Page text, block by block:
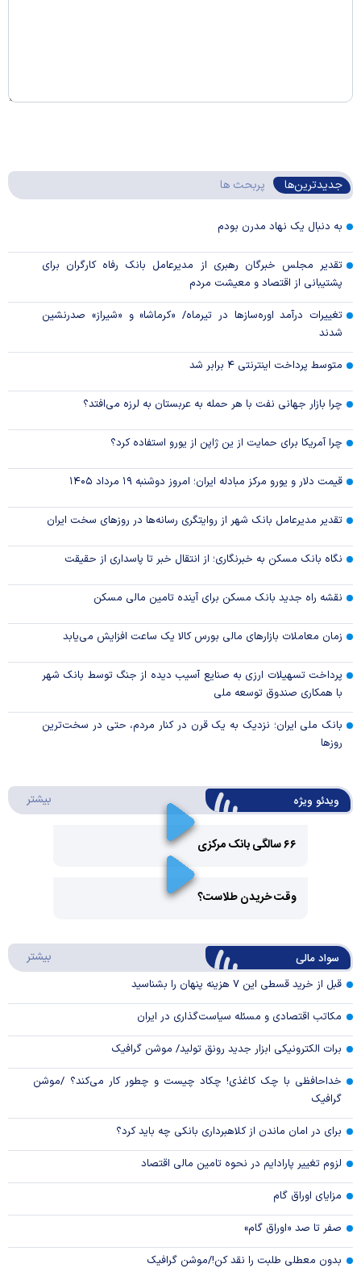
جدیدترین‌ها پربحث ها
به دنبال یک نهاد مدرن بودم
تقدیر مجلس خبرگان رهبری از مدیرعامل بانک رفاه کارگران برای
پشتیبانی از اقتصاد و معیشت مردم
تغییرات درآمد اوره‌سازها در تیرماه/ «کرماشا» و «شیراز» صدرنشین
شدند
متوسط پرداخت اینترنتی ۴ برابر شد
چرا بازار جهانی نفت با هر حمله به عربستان به لرزه می‌افتد؟
چرا آمریکا برای حمایت از ین ژاپن از یورو استفاده کرد؟
قیمت دلار و یورو مرکز مبادله ایران؛ امروز دوشنبه ۱۹ مرداد ۱۴۰۵
تقدیر مدیرعامل بانک شهر از روایتگری رسانه‌ها در روز‌های سخت ایران
نگاه بانک مسکن به خبرنگاری؛ از انتقال خبر تا پاسداری از حقیقت
نقشه راه جدید بانک مسکن برای آینده تامین مالی مسکن
زمان معاملات بازار‌های مالی بورس کالا یک ساعت افزایش می‌یابد
پرداخت تسهیلات ارزی به صنایع آسیب دیده از جنگ توسط بانک شهر
با همکاری صندوق توسعه ملی
بانک ملی ایران؛ نزدیک به یک قرن در کنار مردم، حتی در سخت‌ترین
روز‌ها
ویدئو ویژه بیشتر
۶۶ سالگی بانک مرکزی
Video
وقت خریدن طلاست؟
سواد مالی بیشتر
قبل از خرید قسطی این ۷ هزینه پنهان را بشناسید
مکاتب اقتصادی و مسئله سیاست‌گذاری در ایران
برات الکترونیکی ابزار جدید رونق تولید/ موشن گرافیک
خداحافظی با چک کاغذی! چکاد چیست و چطور کار می‌کند؟ /موشن
گرافیک
برای در امان ماندن از کلاهبرداری بانکی چه باید کرد؟
لزوم تغییر پارادایم در نحوه تامین مالی اقتصاد
مزایای اوراق گام
صفر تا صد «اوراق گام»
بدون معطلی طلبت را نقد کن!/موشن گرافیک